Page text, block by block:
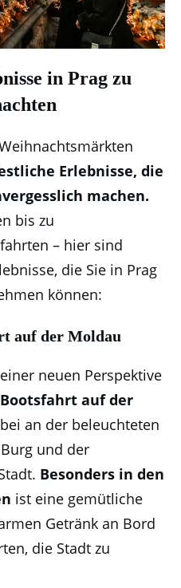
in Prag zu
Erlebnisse, die
machen.
bis zu
– hier sind
die Sie in Prag
können:
auf der Moldau
neuen Perspektive
auf der
an der beleuchteten
und der
Besonders in den
ist eine gemütliche
Getränk an Bord
die Stadt zu